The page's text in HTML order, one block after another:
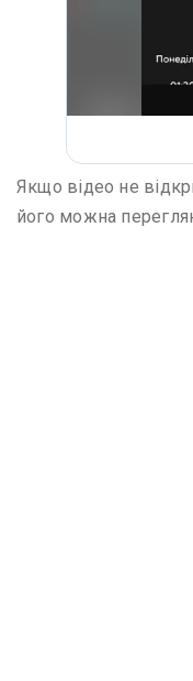
Якщо відео не
його можна